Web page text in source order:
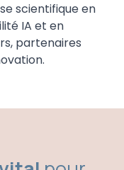
scientifique en
IA et en
partenaires